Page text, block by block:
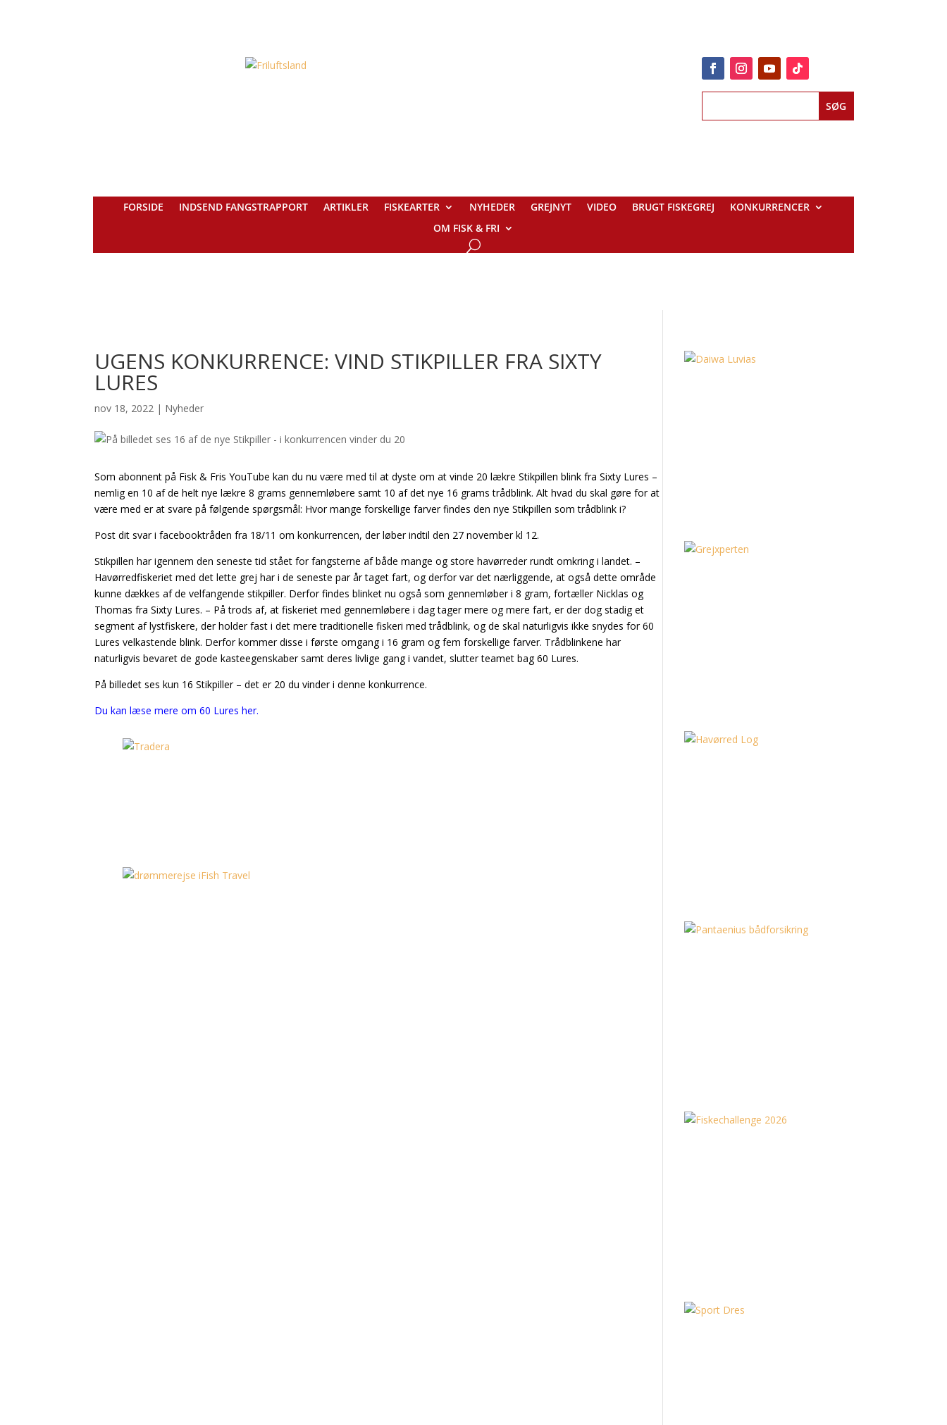
FORSIDE INDSEND FANGSTRAPPORT ARTIKLER FISKEARTER NYHEDER GREJNYT VIDEO BRUGT FISKEGREJ
KONKURRENCER
OM FISK & FRI
UGENS KONKURRENCE: VIND STIKPILLER FRA SIXTY
LURES
nov 18, 2022 | Nyheder
Som abonnent på Fisk & Fris YouTube kan du nu være med til at dyste om at vinde 20 lækre Stikpillen blink fra Sixty Lures –
nemlig en 10 af de helt nye lækre 8 grams gennemløbere samt 10 af det nye 16 grams trådblink. Alt hvad du skal gøre for at
være med er at svare på følgende spørgsmål: Hvor mange forskellige farver findes den nye Stikpillen som trådblink i?
Post dit svar i facebooktråden fra 18/11 om konkurrencen, der løber indtil den 27 november kl 12.
Stikpillen har igennem den seneste tid stået for fangsterne af både mange og store havørreder rundt omkring i landet. –
Havørredfiskeriet med det lette grej har i de seneste par år taget fart, og derfor var det nærliggende, at også dette område
kunne dækkes af de velfangende stikpiller. Derfor findes blinket nu også som gennemløber i 8 gram, fortæller Nicklas og
Thomas fra Sixty Lures. – På trods af, at fiskeriet med gennemløbere i dag tager mere og mere fart, er der dog stadig et
segment af lystfiskere, der holder fast i det mere traditionelle fiskeri med trådblink, og de skal naturligvis ikke snydes for 60
Lures velkastende blink. Derfor kommer disse i første omgang i 16 gram og fem forskellige farver. Trådblinkene har
naturligvis bevaret de gode kasteegenskaber samt deres livlige gang i vandet, slutter teamet bag 60 Lures.
På billedet ses kun 16 Stikpiller – det er 20 du vinder i denne konkurrence.
Du kan læse mere om 60 Lures her.